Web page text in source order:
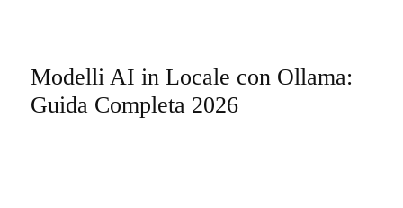
Modelli AI in Locale con Ollama:
Guida Completa 2026